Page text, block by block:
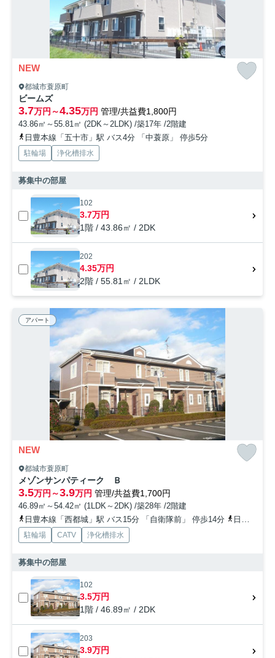
NEW
都城市蓑原町
ビームズ
3.7万円～4.35万円 管理/共益費1,800円
43.86㎡～55.81㎡ (2DK～2LDK) /築17年 /2階建
日豊本線「五十市」駅 バス4分 「中蓑原」 停歩5分
駐輪場 浄化槽排水
募集中の部屋
102
3.7万円
1階 / 43.86㎡ / 2DK
202
4.35万円
2階 / 55.81㎡ / 2LDK
アパート
NEW
都城市蓑原町
メゾンサンパティーク Ｂ
3.5万円～3.9万円 管理/共益費1,700円
46.89㎡～54.42㎡ (1LDK～2DK) /築28年 /2階建
日豊本線「西都城」駅 バス15分 「自衛隊前」 停歩14分
日豊本線「五十市」駅 徒歩18分
駐輪場 CATV 浄化槽排水
募集中の部屋
102
3.5万円
1階 / 46.89㎡ / 2DK
203
3.9万円